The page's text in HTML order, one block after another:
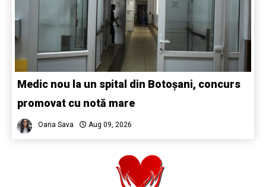
Medic nou la un spital din Botoșani, concurs
promovat cu notă mare
Oana Sava Aug 09, 2026